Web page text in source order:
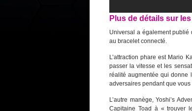
Plus de détails sur
Universal a également
au bracelet connecté.
L’attraction phare est Mario
passer la vitesse et les
réalité augmentée qui donne
adversaires pendant que
L’autre manège, Yoshi’s
Capitaine Toad à « trouver